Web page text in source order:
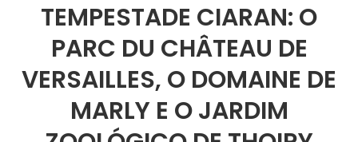
TEMPESTADE CIARAN: O
PARC DU CHÂTEAU DE
VERSAILLES, O DOMAINE DE
MARLY E O JARDIM